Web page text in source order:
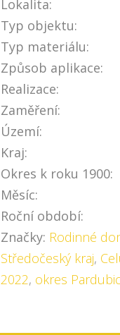
Lokalita:
Typ objektu:
Typ materiálu:
Způsob aplikace:
Realizace:
Zaměření:
Území:
Kraj:
Okres k roku 1900:
Měsíc:
Roční období:
Značky: Rodinné
Středočeský kraj,
2022, okres